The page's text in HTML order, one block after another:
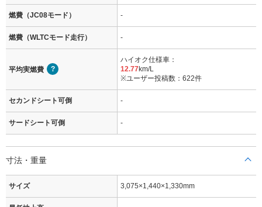
燃費（JC08モード） -
燃費（WLTCモード走行） -
平均実燃費
ハイオク仕様車：
12.77km/L
※ユーザー投稿数：622件
セカンドシート可倒 -
サードシート可倒 -
寸法・重量
サイズ 3,075×1,440×1,330mm